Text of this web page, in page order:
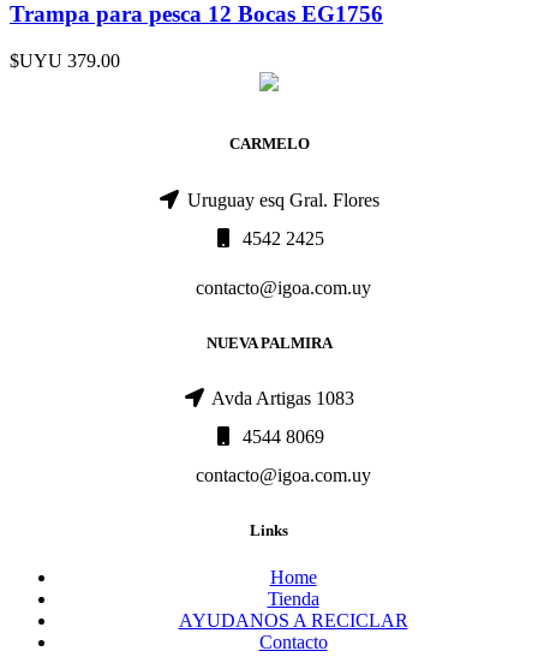
Trampa para pesca 12 Bocas EG1756
$UYU 379.00
CARMELO
Uruguay esq Gral. Flores
4542 2425
contacto@igoa.com.uy
NUEVA PALMIRA
Avda Artigas 1083
4544 8069
contacto@igoa.com.uy
Links
Home
Tienda
AYUDANOS A RECICLAR
Contacto